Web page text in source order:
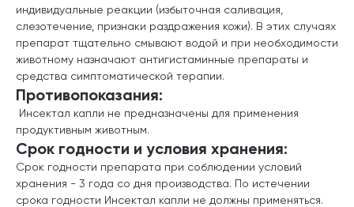
индивидуальные реакции (избыточная саливация,
слезотечение, признаки раздражения кожи). В этих случаях
препарат тщательно смывают водой и при необходимости
животному назначают антигистаминные препараты и
средства симптоматической терапии.
Противопоказания:
Инсектал капли не предназначены для применения
продуктивным животным.
Срок годности и условия хранения:
Срок годности препарата при соблюдении условий
хранения - 3 года со дня производства. По истечении
срока годности Инсектал капли не должны применяться.